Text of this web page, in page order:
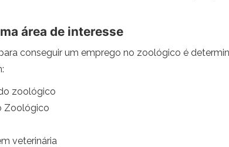
área de interesse
conseguir um emprego no zoológico é
zoológico
Zoológico
veterinária